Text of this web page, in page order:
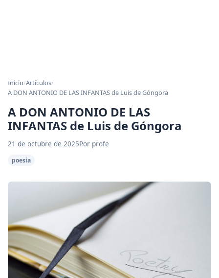
Inicio/Artículos/
A DON ANTONIO DE LAS INFANTAS de Luis de Góngora
A DON ANTONIO DE LAS
INFANTAS de Luis de Góngora
21 de octubre de 2025Por profe
poesia